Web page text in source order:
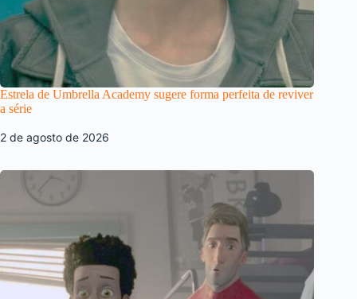
Estrela de Umbrella Academy sugere forma perfeita de reviver
a série
2 de agosto de 2026